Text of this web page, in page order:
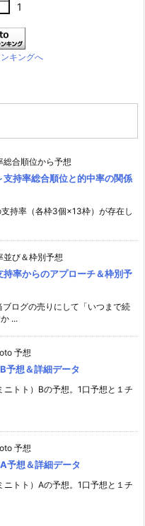
1
キングへ
総合順位から予想
持率総合順位と的中率の関係
持率（各枠3個×13枠）が存在し
並び＆枠別予想
率からのアプローチ＆枠別予
ログの売りにして「いつまで続
...
予想
想＆詳細データ
トト）Bの予想。1口予想と１チ
予想
想＆詳細データ
トト）Aの予想。1口予想と１チ